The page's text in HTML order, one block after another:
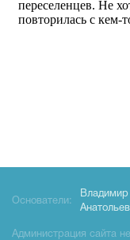
Основатели:
Администрация сайта